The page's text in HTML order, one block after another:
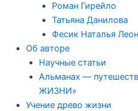
Роман Гирейло
Татьяна Данилова
Фесик Наталья
Об авторе
Научные статьи
Альманах —
ЖИЗНИ»
Учение древо жизни